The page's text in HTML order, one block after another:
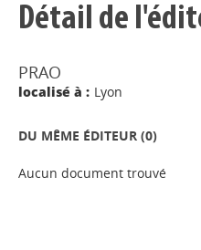
Détail de
PRAO
localisé à : Lyon
DU MÊME ÉDITEUR (0)
Aucun document trouvé
Appels à
Déposer une